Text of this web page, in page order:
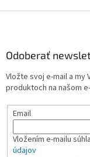
Odoberať
Vložte svoj e-mail a my
produktoch na našom
Email
Vložením e-mailu
údajov